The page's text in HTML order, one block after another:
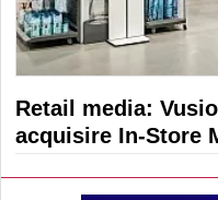
Retail media:
acquisire In-Store